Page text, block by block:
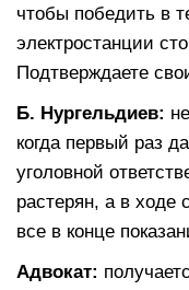
чтобы победить в
электростанции
Подтверждаете
Б. Нургельдиев:
когда первый раз
уголовной
растерян, а в ходе
все в конце
Адвокат: